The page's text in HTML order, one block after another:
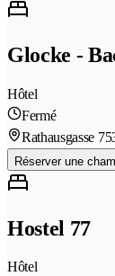
Glocke -
Hôtel
Fermé
Rathausgasse 75
Réserver une
Hostel 77
Hôtel